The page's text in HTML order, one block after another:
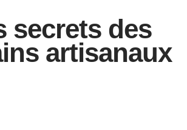
secrets des
artisanaux